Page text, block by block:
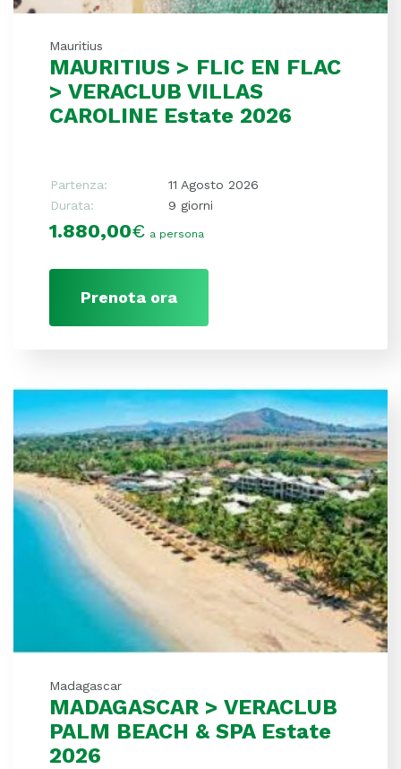
Mauritius
MAURITIUS > FLIC EN FLAC
> VERACLUB VILLAS
CAROLINE Estate 2026
Partenza:
11 Agosto 2026
Durata:
9 giorni
1.880,00€ a persona
Prenota ora
Madagascar
MADAGASCAR > VERACLUB
PALM BEACH & SPA Estate
2026